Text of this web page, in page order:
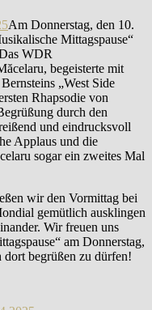
Am Donnerstag, den 10.
Mittagspause“
WDR
begeisterte mit
„West Side
Rhapsodie von
durch den
und eindrucksvoll
Applaus und die
sogar ein zweites Mal
wir den Vormittag bei
gemütlich ausklingen
Wir freuen uns
am Donnerstag,
begrüßen zu dürfen!